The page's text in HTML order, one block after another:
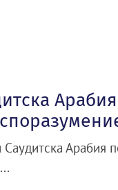
Саудитска Арабия